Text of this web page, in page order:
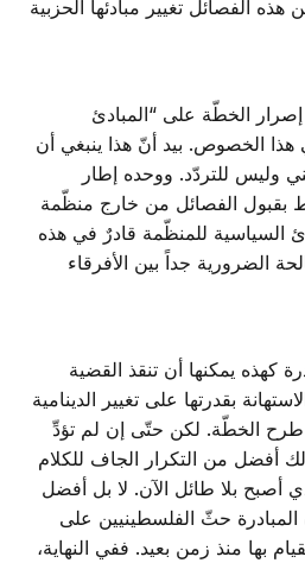
الفصائل تغيير مبادئها الحزبية
الخطّة على “المبادئ
هذا الخصوص. بيد أنّ هذا ينبغي أن
وليس للتردّد. ووحده إطار
الفصائل من خارج منظّمة
السياسية للمنظّمة قادرٌ في هذه
الضرورية جداً بين الأفرقاء
كهذه يمكنها أن تنقذ القضية
بقدرتها على تغيير الدينامية
الخطّة. لكن حتّى إن لم تؤدِّ
أفضل من التكرار الجاف للكلام
أصبح بلا طائل الآن. لا بل أفضل
حثّ الفلسطينيين على
بها منذ زمن بعيد. ففي النهاية،